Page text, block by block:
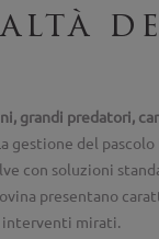
grandi predatori,
gestione del
con soluzioni
presentano
interventi mirati.